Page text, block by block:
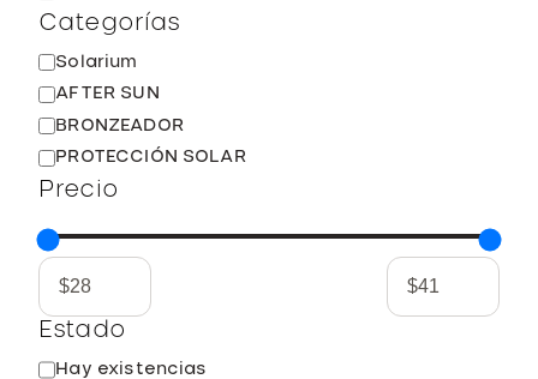
a
c
a
Categorías
C
a
t
g
o
r
í
Solarium
AFTER SUN
BRONZEADOR
PROTECCIÓN SOLAR
Precio
Estado
E Hay existencias